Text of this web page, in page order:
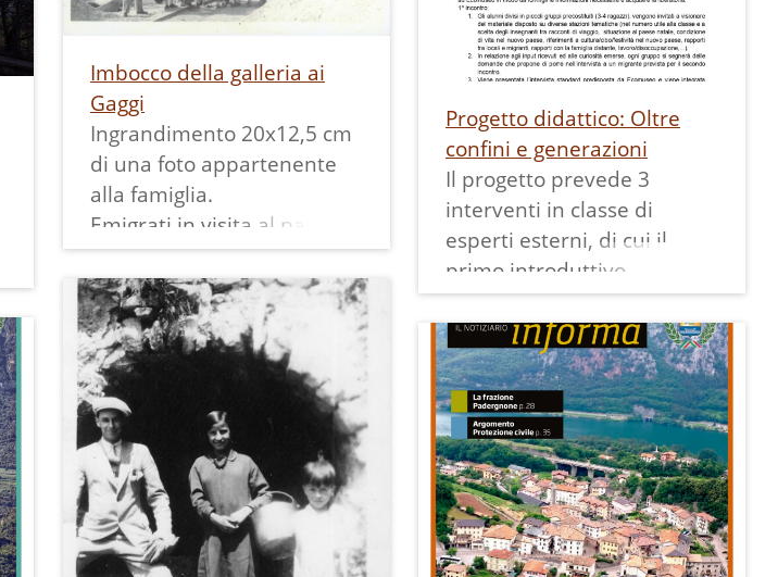
famiglia in Inghilterra.
Sul retro è indicata la data:
21 maggio 1933 XI, a
significare undicesimo
anno dell'era fascista (per
tutto il periodo dell'era
fascista c'era la doppia
datazione) e la firma del
maestro Mazzonelli.
ed ha un bordo bianco.
Progetto didattico: Oltre
confini e generazioni
Il progetto prevede 3
interventi in classe di
esperti esterni, di cui il
primo introduttivo,
condotto dall'associazione
"Trentini nel mondo".
Al termine dell'incontro
viene distribuito un
questionario da compilare
in famiglia.
Tenendo conto anche dei
risultati dei questionari e
delle curiosità espresse
Imbocco della galleria ai
Gaggi
Ingrandimento 20x12,5 cm
di una foto appartenente
alla famiglia.
Emigrati in visita al paese
natio lo trovano stravolto
dai lavori per la costruzione
della Centrale Idroelettrica
di Santa Massenza: il paese
è pieno di vita, case e
baracche accolgono i
numerosi lavoratori, è stata
realizzata una una strada
camionabile e su ai Gaggi si
scava una delle gallerie che
entra nella montagna per